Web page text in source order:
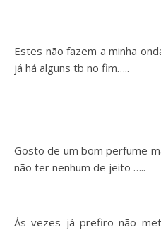
Estes não fazem a minha
já há alguns tb no fim…..
Gosto de um bom perfume
não ter nenhum de jeito …..
Ás vezes já prefiro não